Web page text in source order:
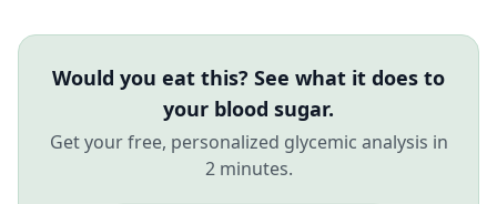
Would you eat this? See what it does to
your blood sugar.
Get your free, personalized glycemic analysis in
2 minutes.